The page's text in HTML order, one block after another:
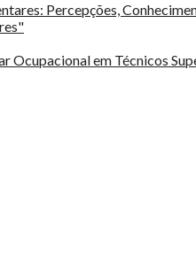
Percepções,
Ocupacional em Técnicos